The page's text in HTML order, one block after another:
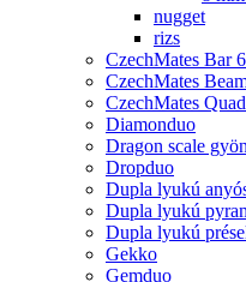
nugget
rizs
CzechMates Bar
CzechMates
CzechMates
Diamonduo
Dragon scale
Dropduo
Dupla lyukú
Dupla lyukú
Dupla lyukú
Gekko
Gemduo